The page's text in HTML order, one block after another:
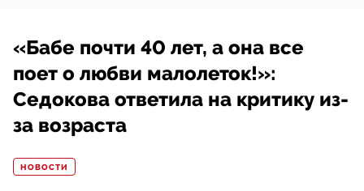
«Бабе почти 40 лет, а она все
поет о любви малолеток!»:
Седокова ответила на критику из-
за возраста
НОВОСТИ